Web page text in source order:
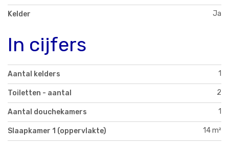
Kelder Ja
In cijfers
Aantal kelders 1
Toiletten - aantal 2
Aantal douchekamers 1
Slaapkamer 1 (oppervlakte) 14 m²